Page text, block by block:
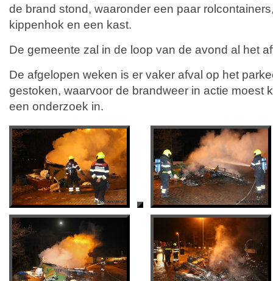
de brand stond, waaronder een paar
kippenhok en een kast.
De gemeente zal in de loop van de avond al het
De afgelopen weken is er vaker afval op het
gestoken, waarvoor de brandweer in actie moest
een onderzoek in.